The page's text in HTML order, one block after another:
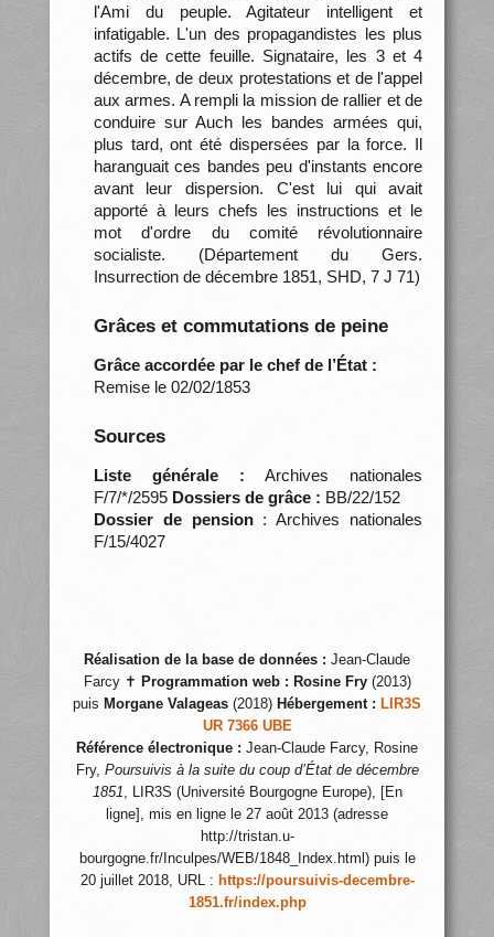
l'Ami du peuple. Agitateur intelligent et
infatigable. L'un des propagandistes les plus
actifs de cette feuille. Signataire, les 3 et 4
décembre, de deux protestations et de l'appel
aux armes. A rempli la mission de rallier et de
conduire sur Auch les bandes armées qui,
plus tard, ont été dispersées par la force. Il
haranguait ces bandes peu d'instants encore
avant leur dispersion. C'est lui qui avait
apporté à leurs chefs les instructions et le
mot d'ordre du comité révolutionnaire
socialiste. (Département du Gers.
Insurrection de décembre 1851, SHD, 7 J 71)
Grâces et commutations de peine
Grâce accordée par le chef de l’État :
Remise le 02/02/1853
Sources
Liste générale : Archives nationales
F/7/*/2595 Dossiers de grâce : BB/22/152
Dossier de pension: Archives nationales
F/15/4027
Réalisation de la base de données : Jean-Claude
Farcy ✝ Programmation web : Rosine Fry(2013)
puis Morgane Valageas (2018) Hébergement : LIR3S
UR 7366 UBE
Référence électronique : Jean-Claude Farcy, Rosine
Fry, Poursuivis à la suite du coup d’État de décembre
1851, LIR3S (Université Bourgogne Europe), [En
ligne], mis en ligne le 27 août 2013 (adresse
http://tristan.u-
bourgogne.fr/Inculpes/WEB/1848_Index.html) puis le
20 juillet 2018, URL : https://poursuivis-decembre-
1851.fr/index.php